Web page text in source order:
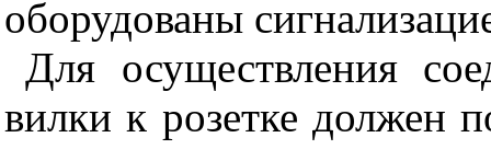
оборудованы
Для осуществления
вилки к розетке должен